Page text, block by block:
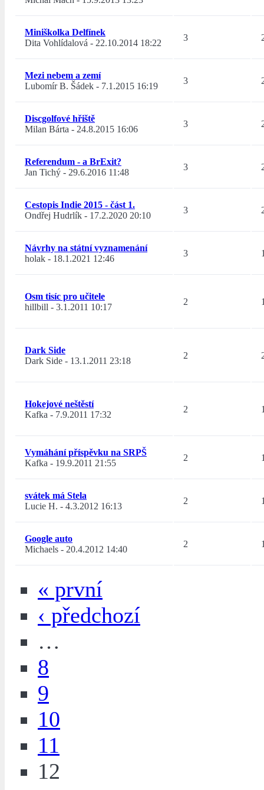
Miniškolka Delfínek
Dita Vohlídalová - 22.10.2014 18:22
3
Mezi nebem a zemí
Lubomír B. Šádek - 7.1.2015 16:19
3
Discgolfové hřiště
Milan Bárta - 24.8.2015 16:06
3
Referendum - a BrExit?
Jan Tichý - 29.6.2016 11:48
3
Cestopis Indie 2015 - část 1.
Ondřej Hudrlík - 17.2.2020 20:10
3
Návrhy na státní vyznamenání
holak - 18.1.2021 12:46
3
Osm tisíc pro učitele
hillbill - 3.1.2011 10:17
2
Dark Side
Dark Side - 13.1.2011 23:18
2
Hokejové neštěstí
Kafka - 7.9.2011 17:32
2
Vymáhání příspěvku na SRPŠ
Kafka - 19.9.2011 21:55
2
svátek má Stela
Lucie H. - 4.3.2012 16:13
2
Google auto
Michaels - 20.4.2012 14:40
2
« první
‹ předchozí
…
8
9
10
11
12